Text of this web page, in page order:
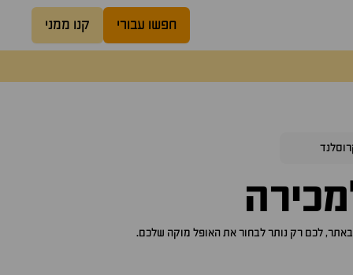
חפשו עבורי קנו ממני
אופל מוקה שלכם.